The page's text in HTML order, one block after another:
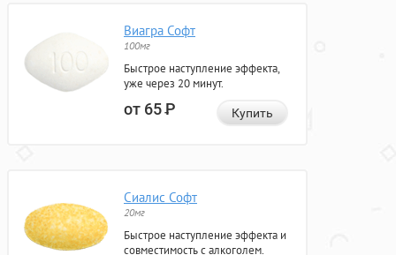
Виагра Софт
100мг
Быстрое наступление эффекта,
уже через 20 минут.
от 65Р Купить
Сиалис Софт
20мг
Быстрое наступление эффекта и
совместимость с алкоголем.